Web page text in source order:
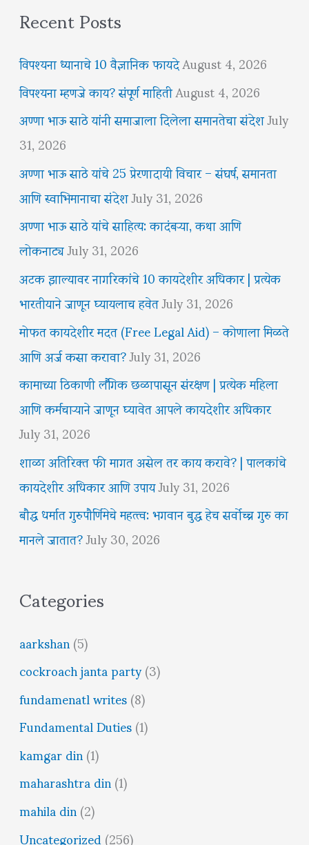
Recent Posts
विपश्यना ध्यानाचे 10 वैज्ञानिक फायदेAugust 4, 2026
विपश्यना म्हणजे काय? संपूर्ण माहितीAugust 4, 2026
अण्णा भाऊ साठे यांनी समाजाला दिलेला समानतेचा संदेशJuly
31, 2026
अण्णा भाऊ साठे यांचे 25 प्रेरणादायी विचार – संघर्ष, समानता
आणि स्वाभिमानाचा संदेशJuly 31, 2026
अण्णा भाऊ साठे यांचे साहित्य: कादंबऱ्या, कथा आणि
लोकनाट्यJuly 31, 2026
अटक झाल्यावर नागरिकांचे 10 कायदेशीर अधिकार | प्रत्येक
भारतीयाने जाणून घ्यायलाच हवेतJuly 31, 2026
मोफत कायदेशीर मदत (Free Legal Aid) – कोणाला मिळते
आणि अर्ज कसा करावा?July 31, 2026
कामाच्या ठिकाणी लैंगिक छळापासून संरक्षण | प्रत्येक महिला
आणि कर्मचाऱ्याने जाणून घ्यावेत आपले कायदेशीर अधिकार
July 31, 2026
शाळा अतिरिक्त फी मागत असेल तर काय करावे? | पालकांचे
कायदेशीर अधिकार आणि उपायJuly 31, 2026
बौद्ध धर्मात गुरुपौर्णिमेचे महत्त्व: भगवान बुद्ध हेच सर्वोच्च गुरु का
मानले जातात?July 30, 2026
Categories
aarkshan(5)
cockroach janta party(3)
fundamenatl writes(8)
Fundamental Duties(1)
kamgar din(1)
maharashtra din(1)
mahila din(2)